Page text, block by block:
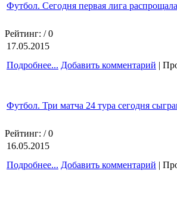
Футбол. Сегодня первая лига
Рейтинг: / 0
17.05.2015
Подробнее... Добавить комментарий |
Футбол. Три матча 24 тура сегодня
Рейтинг: / 0
16.05.2015
Подробнее... Добавить комментарий |